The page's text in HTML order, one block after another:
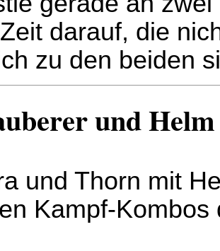
darauf, die
zu den beiden
und
und Thorn mit
Kampf-Kombos